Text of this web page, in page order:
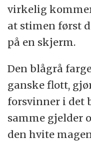
virkelig
at stimen først
på en skjerm.
Den blågrå
ganske flott,
forsvinner i det
samme gjelder
den hvite